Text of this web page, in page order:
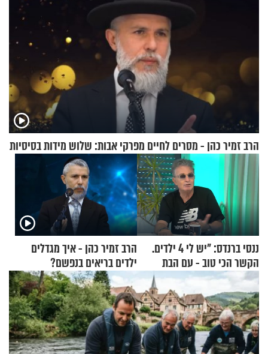
הרב זמיר כהן - מסרים לחיים מפרקי אבות: שלוש מידות בסיסיות
ננסי ברנדס: "יש לי 4 ילדים.
הקשר הכי טוב - עם הבת
החרדית"
הרב זמיר כהן - איך מגדלים
ילדים בריאים בנפשם?